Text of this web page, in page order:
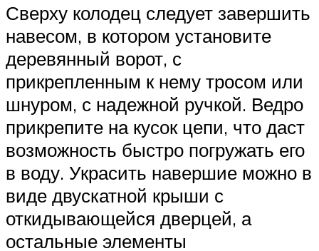
Сверху колодец следует завершить
навесом, в котором установите
деревянный ворот, с
прикрепленным к нему тросом или
шнуром, с надежной ручкой. Ведро
прикрепите на кусок цепи, что даст
возможность быстро погружать его
в воду. Украсить навершие можно в
виде двускатной крыши с
откидывающейся дверцей, а
остальные элементы